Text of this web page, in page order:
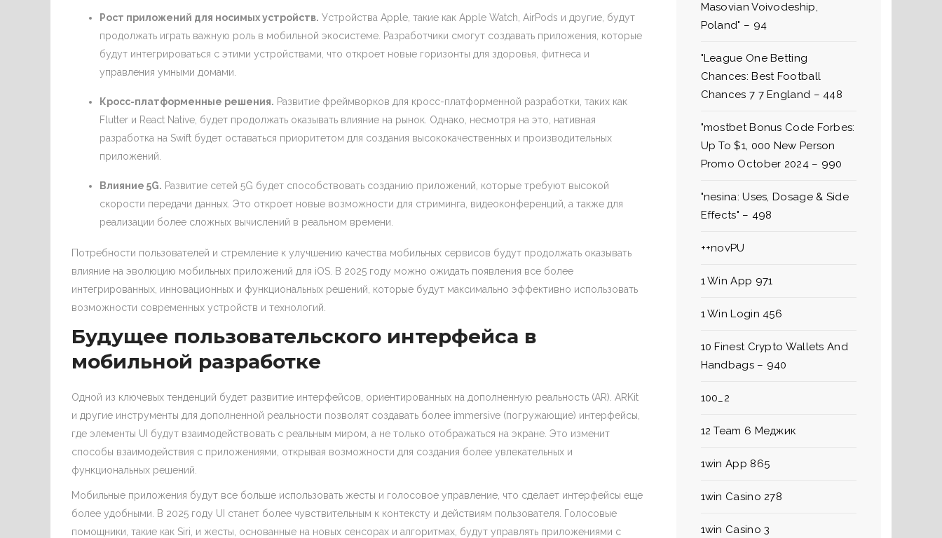
Рост приложений для носимых устройств. Устройства Apple, такие как Apple Watch, AirPods и другие, будут
продолжать играть важную роль в мобильной экосистеме. Разработчики смогут создавать приложения, которые
будут интегрироваться с этими устройствами, что откроет новые горизонты для здоровья, фитнеса и
управления умными домами.
Кросс-платформенные решения. Развитие фреймворков для кросс-платформенной разработки, таких как
Flutter и React Native, будет продолжать оказывать влияние на рынок. Однако, несмотря на это, нативная
разработка на Swift будет оставаться приоритетом для создания высококачественных и производительных
приложений.
Влияние 5G. Развитие сетей 5G будет способствовать созданию приложений, которые требуют высокой
скорости передачи данных. Это откроет новые возможности для стриминга, видеоконференций, а также для
реализации более сложных вычислений в реальном времени.
Потребности пользователей и стремление к улучшению качества мобильных сервисов будут продолжать оказывать
влияние на эволюцию мобильных приложений для iOS. В 2025 году можно ожидать появления все более
интегрированных, инновационных и функциональных решений, которые будут максимально эффективно использовать
возможности современных устройств и технологий.
Будущее пользовательского интерфейса в
мобильной разработке
Одной из ключевых тенденций будет развитие интерфейсов, ориентированных на дополненную реальность (AR). ARKit
и другие инструменты для дополненной реальности позволят создавать более immersive (погружающие) интерфейсы,
где элементы UI будут взаимодействовать с реальным миром, а не только отображаться на экране. Это изменит
способы взаимодействия с приложениями, открывая возможности для создания более увлекательных и
функциональных решений.
Мобильные приложения будут все больше использовать жесты и голосовое управление, что сделает интерфейсы еще
более удобными. В 2025 году UI станет более чувствительным к контексту и действиям пользователя. Голосовые
помощники, такие как Siri, и жесты, основанные на новых сенсорах и алгоритмах, будут управлять приложениями с
Masovian Voivodeship,
Poland" – 94
"League One Betting
Chances: Best Football
Chances 7 7 England – 448
"mostbet Bonus Code Forbes:
Up To $1, 000 New Person
Promo October 2024 – 990
"nesina: Uses, Dosage & Side
Effects" – 498
++novPU
1 Win App 971
1 Win Login 456
10 Finest Crypto Wallets And
Handbags – 940
100_2
12 Team 6 Меджик
1win App 865
1win Casino 278
1win Casino 3